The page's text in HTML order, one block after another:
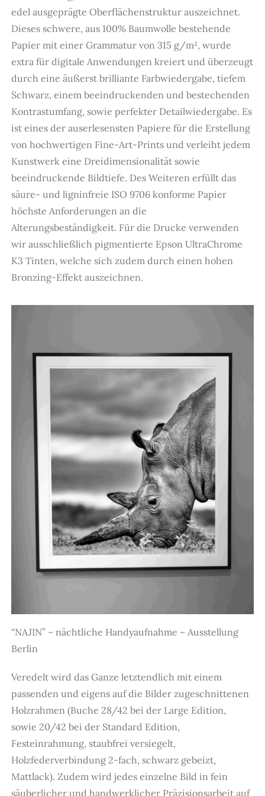
edel ausgeprägte Oberflächenstruktur auszeichnet.
Dieses schwere, aus 100% Baumwolle bestehende
Papier mit einer Grammatur von 315 g/m², wurde
extra für digitale Anwendungen kreiert und überzeugt
durch eine äußerst brilliante Farbwiedergabe, tiefem
Schwarz, einem beeindruckenden und bestechenden
Kontrastumfang, sowie perfekter Detailwiedergabe. Es
ist eines der auserlesensten Papiere für die Erstellung
von hochwertigen Fine-Art-Prints und verleiht jedem
Kunstwerk eine Dreidimensionalität sowie
beeindruckende Bildtiefe. Des Weiteren erfüllt das
säure- und ligninfreie ISO 9706 konforme Papier
höchste Anforderungen an die
Alterungsbeständigkeit. Für die Drucke verwenden
wir ausschließlich pigmentierte Epson UltraChrome
K3 Tinten, welche sich zudem durch einen hohen
Bronzing-Effekt auszeichnen.
“NAJIN” – nächtliche Handyaufnahme – Ausstellung
Berlin
Veredelt wird das Ganze letztendlich mit einem
passenden und eigens auf die Bilder zugeschnittenen
Holzrahmen (Buche 28/42 bei der Large Edition,
sowie 20/42 bei der Standard Edition,
Festeinrahmung, staubfrei versiegelt,
Holzfederverbindung 2-fach, schwarz gebeizt,
Mattlack). Zudem wird jedes einzelne Bild in fein
säuberlicher und handwerklicher Präzisionsarbeit auf